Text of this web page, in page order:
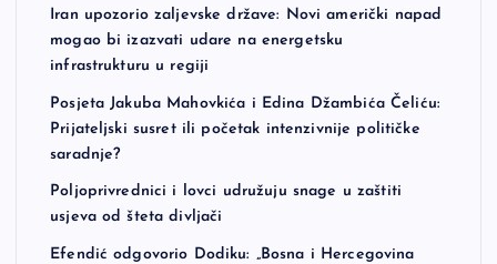
Iran upozorio zaljevske države: Novi američki napad
mogao bi izazvati udare na energetsku
infrastrukturu u regiji
Posjeta Jakuba Mahovkića i Edina Džambića Čeliću:
Prijateljski susret ili početak intenzivnije političke
saradnje?
Poljoprivrednici i lovci udružuju snage u zaštiti
usjeva od šteta divljači
Efendić odgovorio Dodiku: „Bosna i Hercegovina